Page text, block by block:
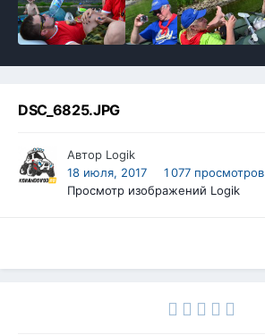
DSC_6825.JPG
Автор Logik
18 июля, 2017
1 077 просмотров
Просмотр изображений Logik